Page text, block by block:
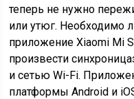
теперь не нужно
или утюг. Необходимо
приложение Xiaomi Mi
произвести
и сетью Wi-Fi.
платформы Android и